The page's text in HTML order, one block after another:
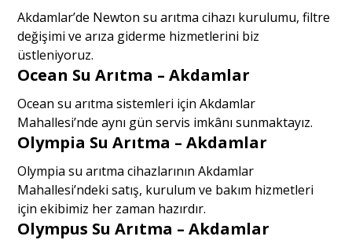
Akdamlar’de Newton su arıtma cihazı kurulumu, filtre
değişimi ve arıza giderme hizmetlerini biz
üstleniyoruz.
Ocean Su Arıtma – Akdamlar
Ocean su arıtma sistemleri için Akdamlar
Mahallesi’nde aynı gün servis imkânı sunmaktayız.
Olympia Su Arıtma – Akdamlar
Olympia su arıtma cihazlarının Akdamlar
Mahallesi’ndeki satış, kurulum ve bakım hizmetleri
için ekibimiz her zaman hazırdır.
Olympus Su Arıtma – Akdamlar